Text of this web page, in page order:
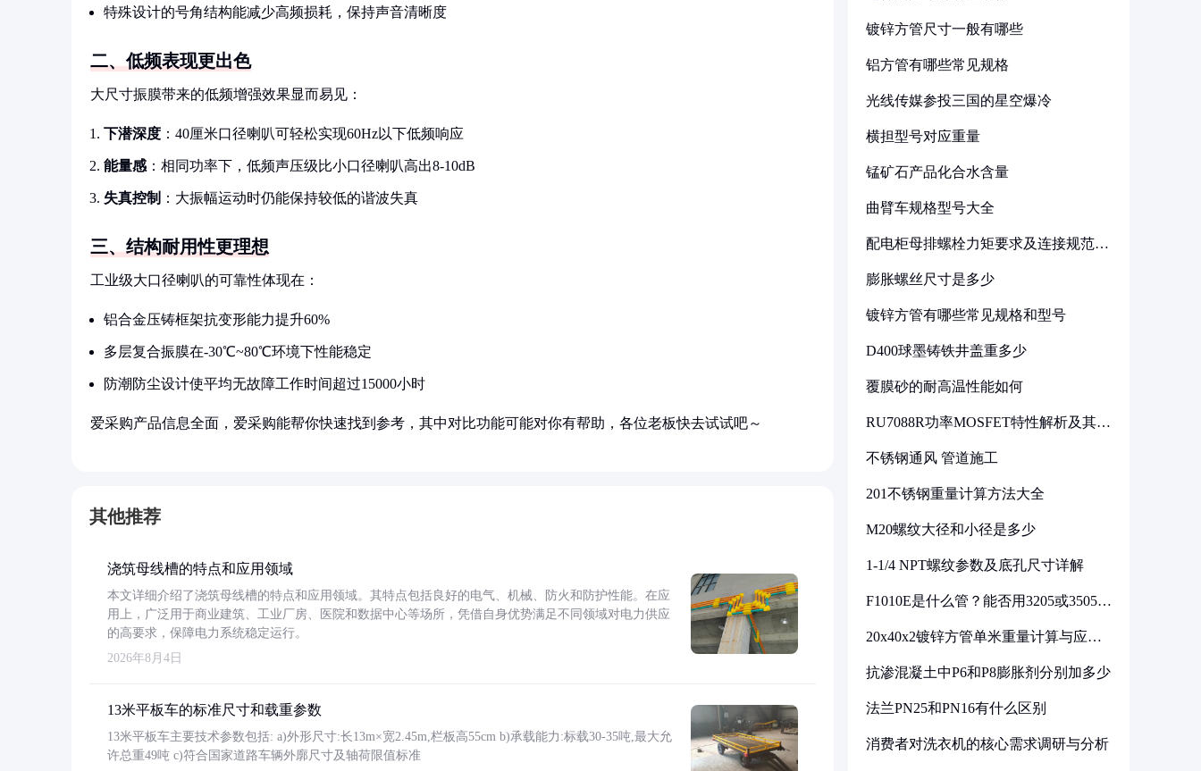
特殊设计的号角结构能减少高频损耗，保持声音清晰度
二、低频表现更出色
大尺寸振膜带来的低频增强效果显而易见：
下潜深度 ：40厘米口径喇叭可轻松实现60Hz以下低频响应
能量感 ：相同功率下，低频声压级比小口径喇叭高出8-10dB
失真控制 ：大振幅运动时仍能保持较低的谐波失真
三、结构耐用性更理想
工业级大口径喇叭的可靠性体现在：
铝合金压铸框架抗变形能力提升60%
多层复合振膜在-30℃~80℃环境下性能稳定
防潮防尘设计使平均无故障工作时间超过15000小时
爱采购产品信息全面，爱采购能帮你快速找到参考，其中对比功能可能对你有帮助，各位老板快去试试吧～
其他推荐
浇筑母线槽的特点和应用领域
本文详细介绍了浇筑母线槽的特点和应用领域。其特点包括良好的电气、机械、防火和防护性能。在应
用上，广泛用于商业建筑、工业厂房、医院和数据中心等场所，凭借自身优势满足不同领域对电力供应
的高要求，保障电力系统稳定运行。
2026年8月4日
13米平板车的标准尺寸和载重参数
13米平板车主要技术参数包括: a)外形尺寸:长13m×宽2.45m,栏板高55cm b)承载能力:标载30-35吨,最大允
许总重49吨 c)符合国家道路车辆外廓尺寸及轴荷限值标准
镀锌方管尺寸一般有哪些
铝方管有哪些常见规格
光线传媒参投三国的星空爆冷
横担型号对应重量
锰矿石产品化合水含量
曲臂车规格型号大全
配电柜母排螺栓力矩要求及连接规范详
膨胀螺丝尺寸是多少
镀锌方管有哪些常见规格和型号
D400球墨铸铁井盖重多少
覆膜砂的耐高温性能如何
RU7088R功率MOSFET特性解析及其在
不锈钢通风 管道施工
201不锈钢重量计算方法大全
M20螺纹大径和小径是多少
1-1/4 NPT螺纹参数及底孔尺寸详解
F1010E是什么管？能否用3205或3505代
20x40x2镀锌方管单米重量计算与应用
抗渗混凝土中P6和P8膨胀剂分别加多少
法兰PN25和PN16有什么区别
消费者对洗衣机的核心需求调研与分析